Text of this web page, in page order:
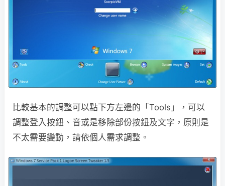
比較基本的調整可以點下方左邊的「Tools」，可以
調整登入按鈕、音或是移除部份按鈕及文字，原則是
不太需要變動，請依個人需求調整。